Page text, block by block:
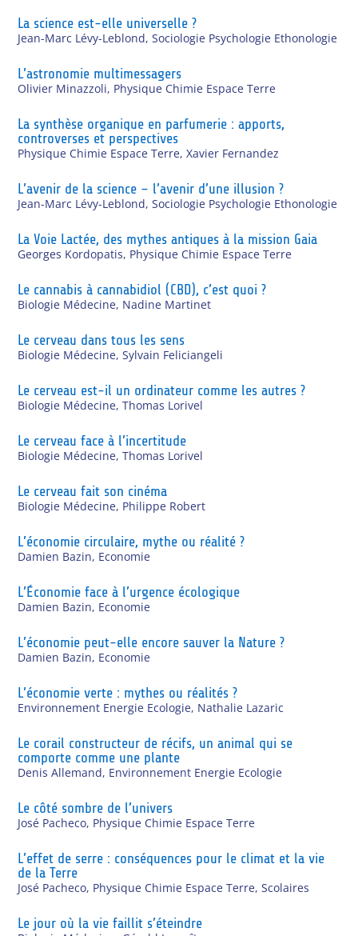
La science est-elle universelle ?
Jean-Marc Lévy-Leblond,Sociologie Psychologie Ethonologie
L’astronomie multimessagers
Olivier Minazzoli, Physique Chimie Espace Terre
La synthèse organique en parfumerie : apports,
controverses et perspectives
Physique Chimie Espace Terre,Xavier Fernandez
L’avenir de la science – l’avenir d’une illusion ?
Jean-Marc Lévy-Leblond,Sociologie Psychologie Ethonologie
La Voie Lactée, des mythes antiques à la mission Gaia
Georges Kordopatis, Physique Chimie Espace Terre
Le cannabis à cannabidiol (CBD), c’est quoi ?
Biologie Médecine, Nadine Martinet
Le cerveau dans tous les sens
Biologie Médecine,Sylvain Feliciangeli
Le cerveau est-il un ordinateur comme les autres ?
Biologie Médecine,Thomas Lorivel
Le cerveau face à l’incertitude
Biologie Médecine,Thomas Lorivel
Le cerveau fait son cinéma
Biologie Médecine, Philippe Robert
L’économie circulaire, mythe ou réalité ?
Damien Bazin, Economie
L’Économie face à l’urgence écologique
Damien Bazin, Economie
L’économie peut-elle encore sauver la Nature ?
Damien Bazin, Economie
L’économie verte : mythes ou réalités ?
Environnement Energie Ecologie, Nathalie Lazaric
Le corail constructeur de récifs, un animal qui se
comporte comme une plante
Denis Allemand, Environnement Energie Ecologie
Le côté sombre de l’univers
José Pacheco, Physique Chimie Espace Terre
L’effet de serre : conséquences pour le climat et la vie
de la Terre
José Pacheco, Physique Chimie Espace Terre,Scolaires
Le jour où la vie faillit s’éteindre